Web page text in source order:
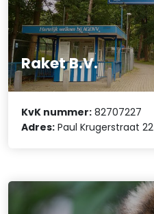
Raket B.V.
KvK nummer: 82707227
Adres: Paul Krugerstraat 22